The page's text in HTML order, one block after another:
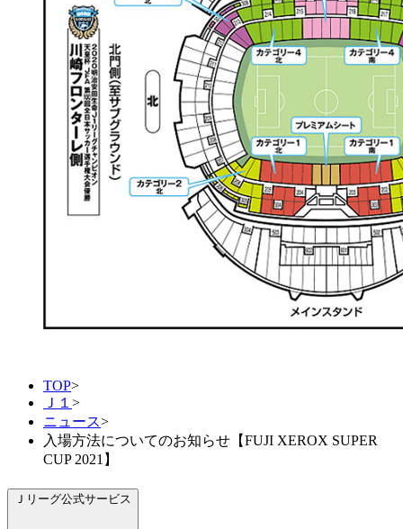
TOP>
Ｊ１ >
ニュース>
入場方法についてのお知らせ【FUJI XEROX SUPER
CUP 2021】
Ｊリーグ公式サービス